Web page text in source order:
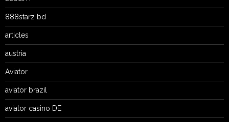
888starz bd
articles
austria
Aviator
aviator brazil
aviator casino DE